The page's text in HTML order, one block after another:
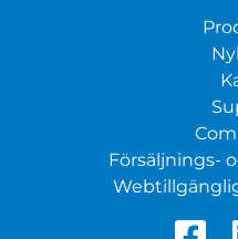
Försäljnings-